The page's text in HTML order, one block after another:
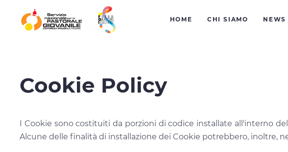
HOME CHI SIAMO NEWS
Cookie Policy
I Cookie sono costituiti da porzioni di codice installate all'interno
Alcune delle finalità di installazione dei Cookie potrebbero, inoltre,